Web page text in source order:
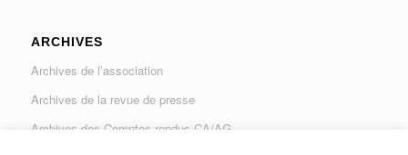
ARCHIVES
Archives de l’association
Archives de la revue de presse
Archives des Comptes rendus CA/AG